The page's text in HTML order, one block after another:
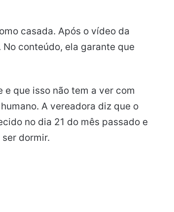
casada. Após o vídeo da
conteúdo, ela garante que
que isso não tem a ver com
A vereadora diz que o
no dia 21 do mês passado e
dormir.